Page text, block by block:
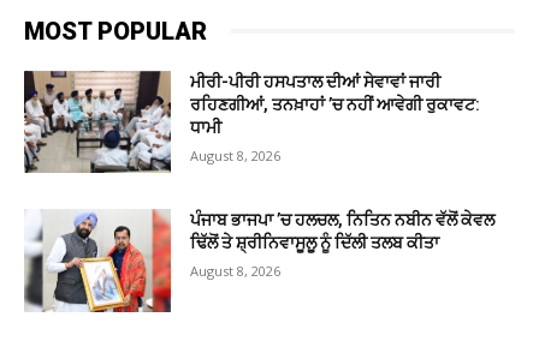
MOST POPULAR
ਮੀਰੀ-ਪੀਰੀ ਹਸਪਤਾਲ ਦੀਆਂ ਸੇਵਾਵਾਂ ਜਾਰੀ
ਰਹਿਣਗੀਆਂ, ਤਨਖ਼ਾਹਾਂ ’ਚ ਨਹੀਂ ਆਵੇਗੀ ਰੁਕਾਵਟ:
ਧਾਮੀ
August 8, 2026
ਪੰਜਾਬ ਭਾਜਪਾ ’ਚ ਹਲਚਲ, ਨਿਤਿਨ ਨਬੀਨ ਵੱਲੋਂ ਕੇਵਲ
ਢਿੱਲੋਂ ਤੇ ਸ਼੍ਰੀਨਿਵਾਸੂਲੂ ਨੂੰ ਦਿੱਲੀ ਤਲਬ ਕੀਤਾ
August 8, 2026